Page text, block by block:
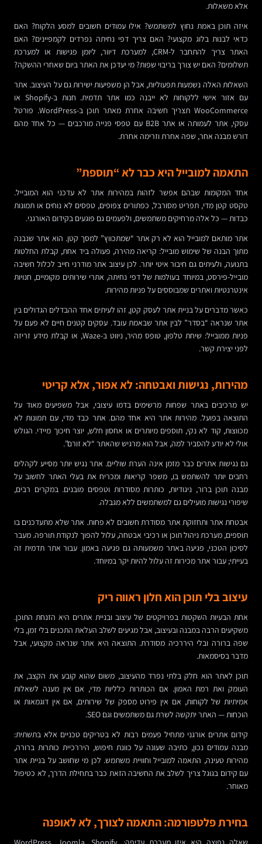
אלא משאלות.
איזה תוכן באמת נחוץ למשתמש? אילו עמודים חשובים למסע הלקוח? האם
כדאי לבנות בלוג מקצועי? האם צריך דפי נחיתה נפרדים לקמפיינים? האם
האתר צריך להתחבר ל-CRM, למערכת דיוור, ליומן פגישות או למערכת
תשלומים? האם יש צורך בריבוי שפות? מי יעדכן את האתר ביום שאחרי ההשקה?
השאלות האלה נשמעות תפעוליות, אבל הן משפיעות ישירות גם על העיצוב. אתר
עם אזור אישי ללקוחות לא ייבנה כמו אתר תדמית. חנות ב-Shopify או
WooCommerce תצריך חשיבה אחרת מאתר תוכן ב-WordPress. פורטל
עסקי, אתר לעמותה או אתר B2B עם טפסי פנייה מורכבים — כל אחד מהם
דורש מבנה אחר, שפה אחרת וזרימה אחרת.
התאמה למובייל היא כבר לא “תוספת”
אחד המקומות שבהם אפשר לזהות במהירות אתר לא עדכני הוא המובייל.
טקסט קטן מדי, תפריט מסורבל, כפתורים צפופים, טפסים לא נוחים או תמונות
כבדות — כל אלה מרחיקים משתמשים, ולפעמים גם פוגעים בקידום האורגני.
אתר מותאם למובייל הוא לא רק אתר “שמתכווץ” למסך קטן. הוא אתר שנבנה
מתוך הבנה של שימוש מובייל: קריאה מהירה, פעולה ביד אחת, קבלת החלטות
בתנועה, ולעיתים גם חיבור איטי יותר. לכן עיצוב אתר מודרני חייב לכלול חשיבה
מובייל-פירסט, במיוחד בעולמות של דפי נחיתה, אתרי שירותים מקומיים, חנויות
אינטרנטיות ואתרים שמבוססים על פניות מהירות.
כאשר מדברים על בניית אתר לעסק קטן, זהו לעיתים אחד ההבדלים הגדולים בין
אתר שנראה “בסדר” לבין אתר שבאמת עובד. עסקים קטנים חיים לא פעם על
פניות ממובייל: שיחת טלפון, טופס מהיר, ניווט ב-Waze, או קבלת מידע זריזה
לפני יצירת קשר.
מהירות, נגישות ואבטחה: לא אפור, אלא קריטי
יש מרכיבים באתר שפחות מרשימים בדמו עיצובי, אבל משפיעים מאוד על
התוצאה בפועל. מהירות אתר היא אחד מהם. אתר כבד מדי, עם תמונות לא
מכווצות, קוד לא נקי, תוספים מיותרים או אחסון חלש, יוצר חיכוך מיידי. הגולש
אולי לא יודע להסביר למה, אבל הוא מרגיש שהאתר “לא זורם”.
גם נגישות אתרים כבר מזמן אינה הערת שוליים. אתר נגיש יותר מסייע לקהלים
רחבים יותר להשתמש בו, משפר קריאות ומכריח את בעלי האתר לחשוב על
מבנה תוכן ברור, ניגודיות, כותרות מסודרות וטפסים מובנים. במקרים רבים,
שיפורי נגישות מועילים גם למשתמשים ללא מגבלה.
אבטחת אתר ותחזוקת אתר מסודרת חשובים לא פחות. אתר שלא מתעדכנים בו
תוספים, מערכת ניהול תוכן או רכיבי אבטחה, עלול להפוך לנקודת תורפה. מעבר
לסיכון הטכני, פגיעה באתר משמעותה גם פגיעה באמון. עבור אתר תדמית זה
בעייתי; עבור אתר מכירות זה עלול להיות יקר במיוחד.
עיצוב בלי תוכן הוא חלון ראווה ריק
אחת הבעיות השקטות בפרויקטים של עיצוב ובניית אתרים היא הזנחת התוכן.
משקיעים הרבה במבנה ובעיצוב, אבל מגיעים לשלב העלאת התכנים בלי זמן, בלי
שפה ברורה ובלי היררכיה מסודרת. התוצאה היא אתר שנראה מקצועי, אבל
מדבר בסיסמאות.
תוכן לאתר הוא חלק בלתי נפרד מהעיצוב, משום שהוא קובע את הקצב, את
העומק ואת רמת האמון. אם הכותרות כלליות מדי, אם אין מענה לשאלות
אמיתיות של לקוחות, אם אין פירוט מספק של שירותים, אם אין דוגמאות או
הוכחות — האתר יתקשה לשרת גם משתמשים וגם SEO.
קידום אתרים אורגני מתחיל פעמים רבות לא בטריקים טכניים אלא בתשתית:
מבנה עמודים נכון, כתיבה שעונה על כוונת חיפוש, היררכיית כותרות ברורה,
מהירות טעינה, התאמה למובייל וחוויית משתמש. לכן מי שחושב על בניית אתר
עם קידום בגוגל צריך לשלב את החשיבה הזאת כבר בתחילת הדרך, לא כטיפול
מאוחר.
בחירת פלטפורמה: התאמה לצורך, לא לאופנה